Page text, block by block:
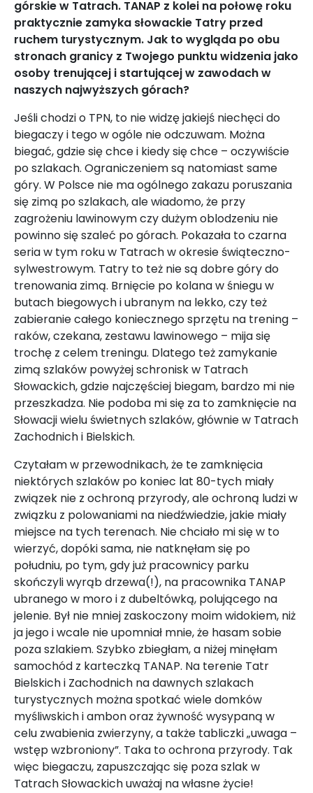
górskie w Tatrach. TANAP z kolei na połowę roku
praktycznie zamyka słowackie Tatry przed
ruchem turystycznym. Jak to wygląda po obu
stronach granicy z Twojego punktu widzenia jako
osoby trenującej i startującej w zawodach w
naszych najwyższych górach?
Jeśli chodzi o TPN, to nie widzę jakiejś niechęci do
biegaczy i tego w ogóle nie odczuwam. Można
biegać, gdzie się chce i kiedy się chce – oczywiście
po szlakach. Ograniczeniem są natomiast same
góry. W Polsce nie ma ogólnego zakazu poruszania
się zimą po szlakach, ale wiadomo, że przy
zagrożeniu lawinowym czy dużym oblodzeniu nie
powinno się szaleć po górach. Pokazała to czarna
seria w tym roku w Tatrach w okresie świąteczno-
sylwestrowym. Tatry to też nie są dobre góry do
trenowania zimą. Brnięcie po kolana w śniegu w
butach biegowych i ubranym na lekko, czy też
zabieranie całego koniecznego sprzętu na trening –
raków, czekana, zestawu lawinowego – mija się
trochę z celem treningu. Dlatego też zamykanie
zimą szlaków powyżej schronisk w Tatrach
Słowackich, gdzie najczęściej biegam, bardzo mi nie
przeszkadza. Nie podoba mi się za to zamknięcie na
Słowacji wielu świetnych szlaków, głównie w Tatrach
Zachodnich i Bielskich.
Czytałam w przewodnikach, że te zamknięcia
niektórych szlaków po koniec lat 80-tych miały
związek nie z ochroną przyrody, ale ochroną ludzi w
związku z polowaniami na niedźwiedzie, jakie miały
miejsce na tych terenach. Nie chciało mi się w to
wierzyć, dopóki sama, nie natknęłam się po
południu, po tym, gdy już pracownicy parku
skończyli wyrąb drzewa(!), na pracownika TANAP
ubranego w moro i z dubeltówką, polującego na
jelenie. Był nie mniej zaskoczony moim widokiem, niż
ja jego i wcale nie upomniał mnie, że hasam sobie
poza szlakiem. Szybko zbiegłam, a niżej minęłam
samochód z karteczką TANAP. Na terenie Tatr
Bielskich i Zachodnich na dawnych szlakach
turystycznych można spotkać wiele domków
myśliwskich i ambon oraz żywność wysypaną w
celu zwabienia zwierzyny, a także tabliczki „uwaga –
wstęp wzbroniony”. Taka to ochrona przyrody. Tak
więc biegaczu, zapuszczając się poza szlak w
Tatrach Słowackich uważaj na własne życie!